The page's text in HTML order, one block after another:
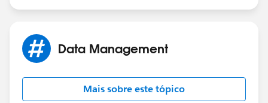
Data Management
Mais sobre este tópico